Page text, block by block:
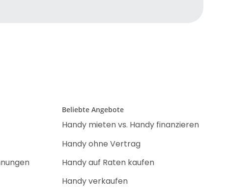
Beliebte Angebote
Handy mieten vs. Handy finanzieren
Handy ohne Vertrag
Handy auf Raten kaufen
Handy verkaufen